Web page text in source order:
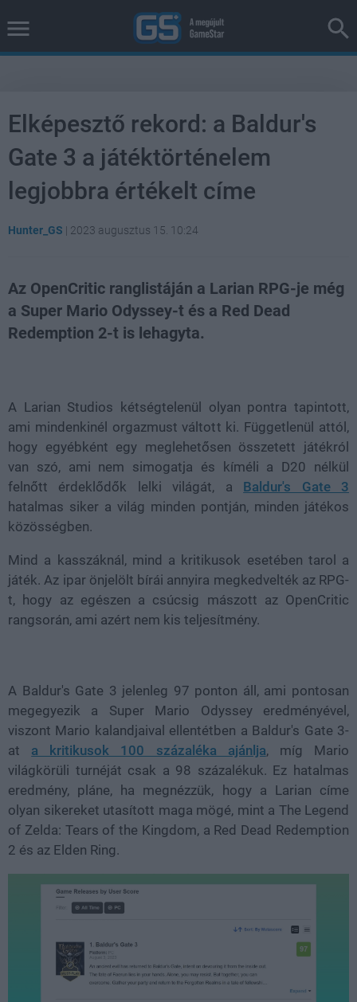
Elképesztő rekord: a Baldur's
Gate 3 a játéktörténelem
legjobbra értékelt címe
Hunter_GS | 2023 augusztus 15. 10:24
Az OpenCritic ranglistáján a Larian RPG-je még
a Super Mario Odyssey-t és a Red Dead
Redemption 2-t is lehagyta.
A Larian Studios kétségtelenül olyan pontra tapintott,
ami mindenkinél orgazmust váltott ki. Függetlenül attól,
hogy egyébként egy meglehetősen összetett játékról
van szó, ami nem simogatja és kíméli a D20 nélkül
felnőtt érdeklődők lelki világát, a Baldur's Gate 3
hatalmas siker a világ minden pontján, minden játékos
közösségben.
Mind a kasszáknál, mind a kritikusok esetében tarol a
játék. Az ipar önjelölt bírái annyira megkedvelték az RPG-
t, hogy az egészen a csúcsig mászott az OpenCritic
rangsorán, ami azért nem kis teljesítmény.
A Baldur's Gate 3 jelenleg 97 ponton áll, ami pontosan
megegyezik a Super Mario Odyssey eredményével,
viszont Mario kalandjaival ellentétben a Baldur's Gate 3-
at a kritikusok 100 százaléka ajánlja, míg Mario
világkörüli turnéját csak a 98 százalékuk. Ez hatalmas
eredmény, pláne, ha megnézzük, hogy a Larian címe
olyan sikereket utasított maga mögé, mint a The Legend
of Zelda: Tears of the Kingdom, a Red Dead Redemption
2 és az Elden Ring.